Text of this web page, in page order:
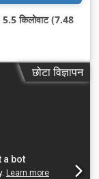
5.5 किलोवाट (7.48
छोटा विज्ञापन